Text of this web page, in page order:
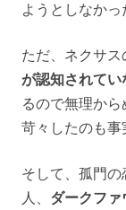
ようとしなかっ
ただ、ネクサス
が認知されてい
るので無理か
苛々したのも事
そして、孤門の
人、 ダークファ